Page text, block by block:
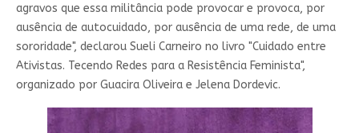
agravos que essa militância pode provocar e provoca, por
ausência de autocuidado, por ausência de uma rede, de uma
sororidade", declarou Sueli Carneiro no livro "Cuidado entre
Ativistas. Tecendo Redes para a Resistência Feminista",
organizado por Guacira Oliveira e Jelena Dordevic.